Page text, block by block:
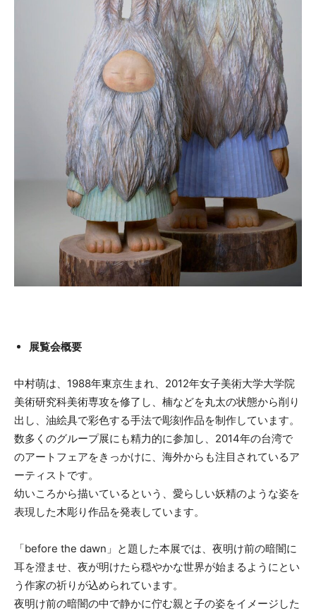
展覧会概要
中村萌は、1988年東京生まれ、2012年女子美術大学大学院
美術研究科美術専攻を修了し、楠などを丸太の状態から削り
出し、油絵具で彩色する手法で彫刻作品を制作しています。
数多くのグループ展にも精力的に参加し、2014年の台湾で
のアートフェアをきっかけに、海外からも注目されているア
ーティストです。
幼いころから描いているという、愛らしい妖精のような姿を
表現した木彫り作品を発表しています。
「before the dawn」と題した本展では、夜明け前の暗闇に
耳を澄ませ、夜が明けたら穏やかな世界が始まるようにとい
う作家の祈りが込められています。
夜明け前の暗闇の中で静かに佇む親と子の姿をイメージした